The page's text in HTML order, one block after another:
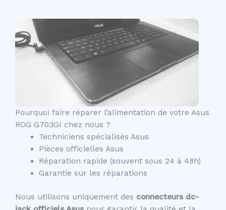
Pourquoi faire réparer l’alimentation de votre Asus
ROG G703GI chez nous ?
Techniciens spécialisés Asus
Pièces officielles Asus
Réparation rapide (souvent sous 24 à 48h)
Garantie sur les réparations
Nous utilisons uniquement des connecteurs dc-